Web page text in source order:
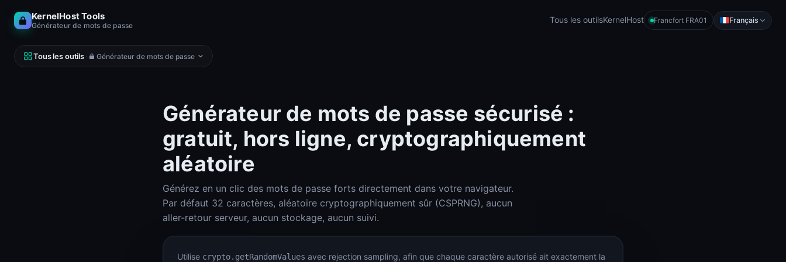
KernelHost Tools
Générateur de mots de passe
Tous les outilsKernelHost Francfort FRA01 Français
Tous les outils · Générateur de mots de passe
Calculateur de sous-réseaux (IPv4 et IPv6)
DNS Lookup (A, AAAA, MX, TXT, SPF, DKIM, DMARC)
DNS Lookup
Reverse DNS Lookup (PTR, FCrDNS, ASN)
Générateur de mots de passe sécurisé :
gratuit, hors ligne, cryptographiquement
aléatoire
Générez en un clic des mots de passe forts directement dans votre navigateur.
Par défaut 32 caractères, aléatoire cryptographiquement sûr (CSPRNG), aucun
aller-retour serveur, aucun stockage, aucun suivi.
Utilise crypto.getRandomValues avec rejection sampling, afin que chaque caractère autorisé ait exactement la